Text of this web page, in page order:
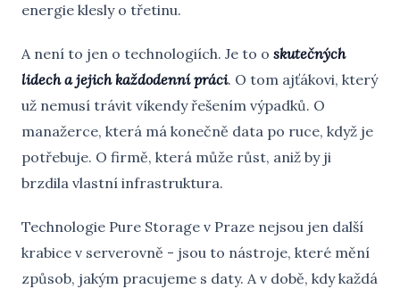
energie klesly o třetinu.
A není to jen o technologiích. Je to o skutečných
lidech a jejich každodenní práci. O tom ajťákovi, který
už nemusí trávit víkendy řešením výpadků. O
manažerce, která má konečně data po ruce, když je
potřebuje. O firmě, která může růst, aniž by ji
brzdila vlastní infrastruktura.
Technologie Pure Storage v Praze nejsou jen další
krabice v serverovně - jsou to nástroje, které mění
způsob, jakým pracujeme s daty. A v době, kdy každá